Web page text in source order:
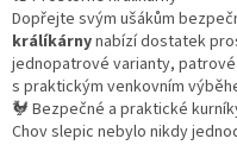
Dopřejte svým ušákům
králíkárnynabízí dostatek
jednopatrové varianty,
s praktickým venkovním
🐓 Bezpečné a praktické
Chov slepic nebylo nikdy